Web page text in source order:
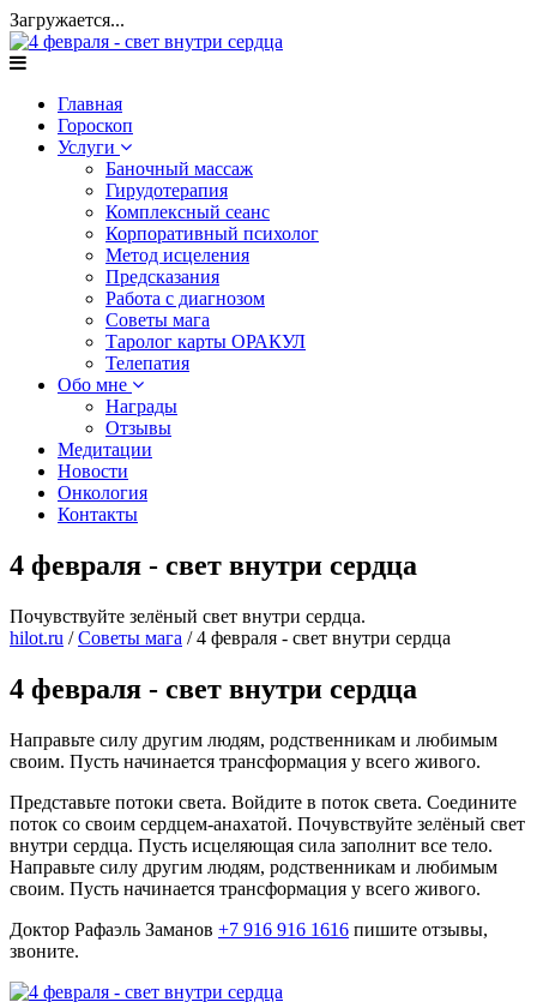
Загружается...
Главная
Гороскоп
Услуги
Баночный массаж
Гирудотерапия
Комплексный сеанс
Корпоративный психолог
Метод исцеления
Предсказания
Работа с диагнозом
Советы мага
Таролог карты ОРАКУЛ
Телепатия
Обо мне
Награды
Отзывы
Медитации
Новости
Онкология
Контакты
4 февраля - свет внутри сердца
Почувствуйте зелёный свет внутри сердца.
hilot.ru /Советы мага /4 февраля - свет внутри сердца
4 февраля - свет внутри сердца
Направьте силу другим людям, родственникам и любимым
своим. Пусть начинается трансформация у всего живого.
Представьте потоки света. Войдите в поток света. Соедините
поток со своим сердцем-анахатой. Почувствуйте зелёный свет
внутри сердца. Пусть исцеляющая сила заполнит все тело.
Направьте силу другим людям, родственникам и любимым
своим. Пусть начинается трансформация у всего живого.
Доктор Рафаэль Заманов +7 916 916 1616 пишите отзывы,
звоните.